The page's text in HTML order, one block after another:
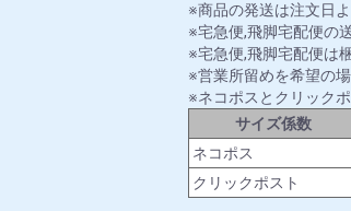
商品の発送は注文日
宅急便,飛脚宅配便の
宅急便,飛脚宅配便は
営業所留めを希望の
ネコポスとクリック
サイズ係数
ネコポス
クリックポスト